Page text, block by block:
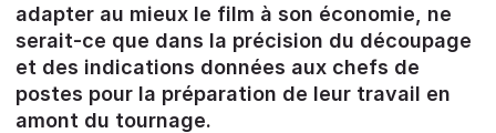
adapter au mieux le film à son économie, ne
serait-ce que dans la précision du découpage
et des indications données aux chefs de
postes pour la préparation de leur travail en
amont du tournage.